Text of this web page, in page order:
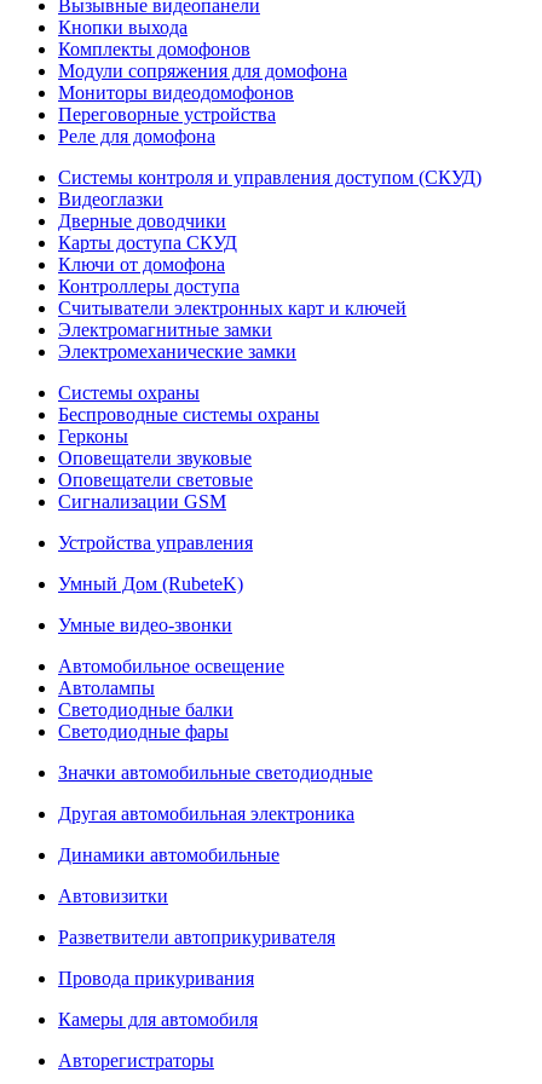
Вызывные видеопанели
Кнопки выхода
Комплекты домофонов
Модули сопряжения для домофона
Мониторы видеодомофонов
Переговорные устройства
Реле для домофона
Системы контроля и управления доступом (СКУД)
Видеоглазки
Дверные доводчики
Карты доступа СКУД
Ключи от домофона
Контроллеры доступа
Считыватели электронных карт и ключей
Электромагнитные замки
Электромеханические замки
Системы охраны
Беспроводные системы охраны
Герконы
Оповещатели звуковые
Оповещатели световые
Сигнализации GSM
Устройства управления
Умный Дом (RubeteK)
Умные видео-звонки
Автомобильное освещение
Автолампы
Светодиодные балки
Светодиодные фары
Значки автомобильные светодиодные
Другая автомобильная электроника
Динамики автомобильные
Автовизитки
Разветвители автоприкуривателя
Провода прикуривания
Камеры для автомобиля
Авторегистраторы